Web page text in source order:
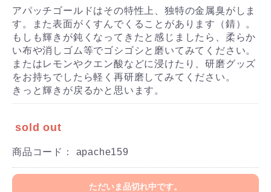
アパッチゴールドはその特性上、独特の金属臭がしま
す。また表面がくすんでくることがあります（錆）。
もしも輝きが鈍くなってきたと感じましたら、柔らか
い布や消しゴム等でゴシゴシと磨いてみてください。
またはレモンやクエン酸などに浸けたり、研磨グッズ
をお持ちでしたら軽く再研磨してみてください。
きっと輝きが戻るかと思います。
sold out
商品コード： apache159
ただいま品切れ中です。